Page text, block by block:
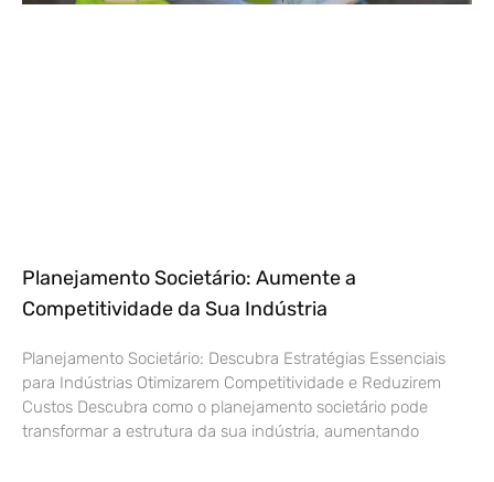
Planejamento Societário: Aumente a
Competitividade da Sua Indústria
Planejamento Societário: Descubra Estratégias Essenciais
para Indústrias Otimizarem Competitividade e Reduzirem
Custos Descubra como o planejamento societário pode
transformar a estrutura da sua indústria, aumentando